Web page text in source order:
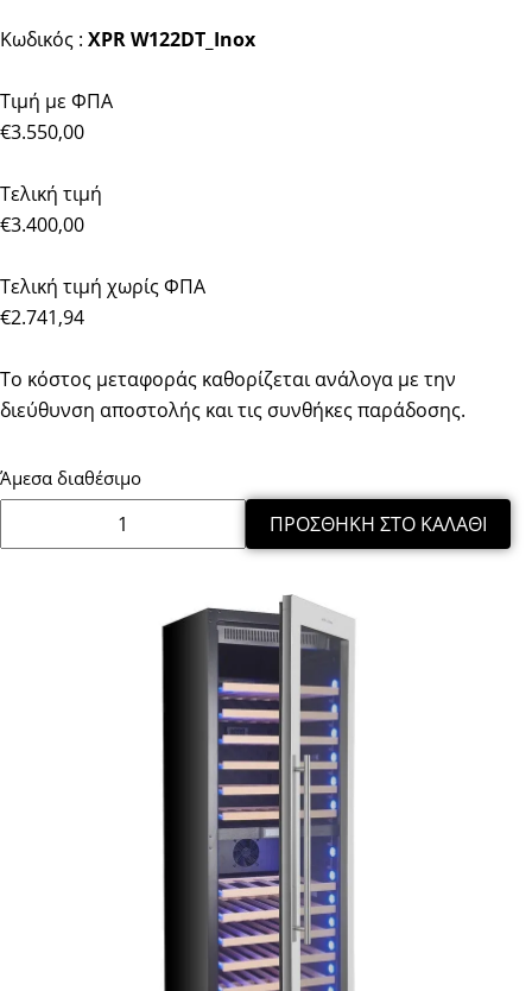
Κωδικός : XPR W122DT_Inox
Τιμή με ΦΠΑ
€3.550,00
Τελική τιμή
€3.400,00
Τελική τιμή χωρίς ΦΠΑ
€2.741,94
Το κόστος μεταφοράς καθορίζεται ανάλογα με την
διεύθυνση αποστολής και τις συνθήκες παράδοσης.
Άμεσα διαθέσιμο
ΠΡΟΣΘΉΚΗ ΣΤΟ ΚΑΛΆΘΙ